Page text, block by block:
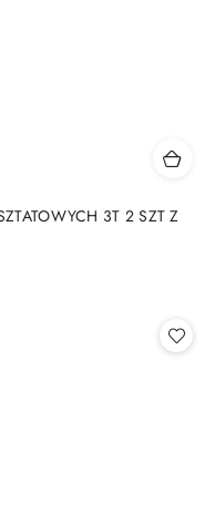
3T 2 SZT Z